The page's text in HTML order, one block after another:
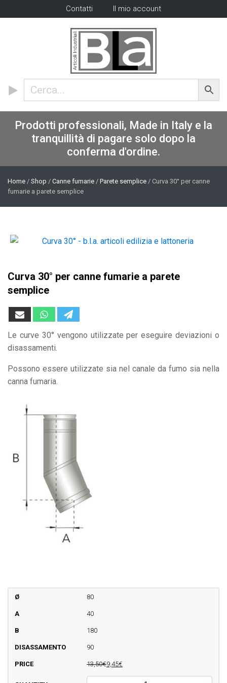
Contatti Il mio account
Prodotti professionali, Made in Italy e la
tranquillità di pagare solo dopo la
conferma d'ordine.
Home / Shop / Canne fumarie / Parete semplice / Curva 30° per canne
fumarie a parete semplice
Curva 30° per canne fumarie a parete
semplice
Le curve 30° vengono utilizzate per eseguire deviazioni o
disassamenti.
Possono essere utilizzate sia nel canale da fumo sia nella
canna fumaria.
80
40
180
90
13,50€9,45€